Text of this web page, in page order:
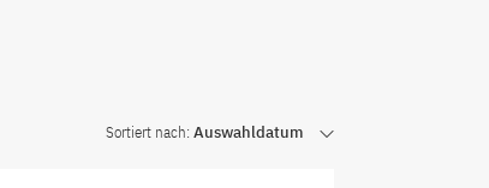
Sortiert nach: Auswahldatum